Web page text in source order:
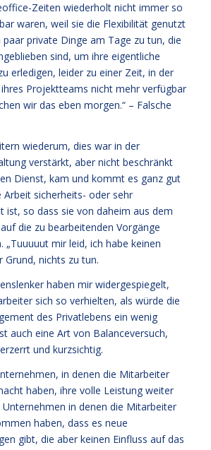
Zeiten wiederholt nicht immer so
waren, weil sie die Flexibilität genutzt
paar private Dinge am Tage zu tun, die
sind, um ihre eigentliche
erledigen, leider zu einer Zeit, in der
Projektteams nicht mehr verfügbar
wir das eben morgen.“ – Falsche
wiederum, dies war in der
verstärkt, aber nicht beschränkt
Dienst, kam und kommt es ganz gut
Arbeit sicherheits- oder sehr
ist, so dass sie von daheim aus dem
die zu bearbeitenden Vorgänge
„Tuuuuut mir leid, ich habe keinen
Grund, nichts zu tun.
haben mir widergespiegelt,
sich so verhielten, als würde die
des Privatlebens ein wenig
auch eine Art von Balanceversuch,
und kurzsichtig.
in denen die Mitarbeiter
haben, ihre volle Leistung weiter
in denen die Mitarbeiter
haben, dass es neue
gibt, die aber keinen Einfluss auf das